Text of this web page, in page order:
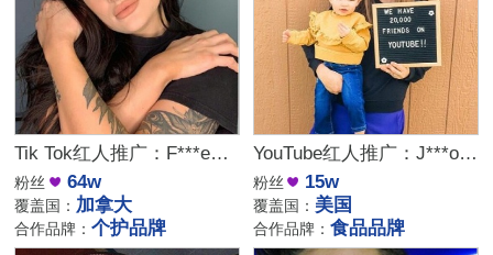
Tik Tok红人推广：F***e｜加拿大 健身
粉丝 64w
覆盖国： 加拿大
合作品牌：个护品牌
YouTube红人推广：J***o｜美国 生活
粉丝 15w
覆盖国： 美国
合作品牌：食品品牌